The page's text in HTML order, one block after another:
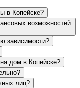
в Копейске?
возможностей
зависимости?
дом в Копейске?
лиц?